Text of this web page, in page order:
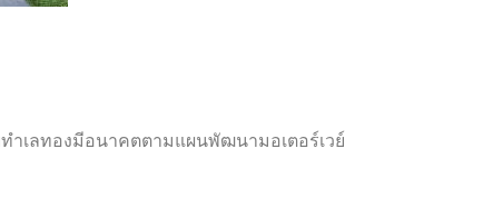
ำเลทองมีอนาคตตามแผนพัฒนามอเตอร์เวย์